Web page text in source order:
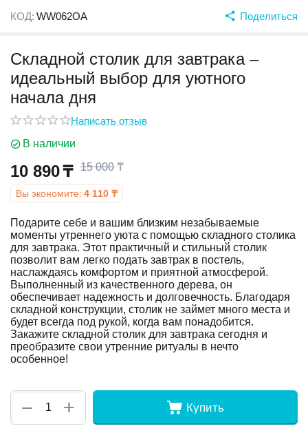
КОД: WW062OA Поделиться
Складной столик для завтрака –
идеальный выбор для уютного
начала дня
Написать отзыв
В наличии
10 890₸ 15 000 ₸
Вы экономите: 4 110 ₸
Подарите себе и вашим близким незабываемые
моменты утреннего уюта с помощью складного столика
для завтрака. Этот практичный и стильный столик
позволит вам легко подать завтрак в постель,
наслаждаясь комфортом и приятной атмосферой.
Выполненный из качественного дерева, он
обеспечивает надежность и долговечность. Благодаря
складной конструкции, столик не займет много места и
будет всегда под рукой, когда вам понадобится.
Закажите складной столик для завтрака сегодня и
преобразите свои утренние ритуалы в нечто
особенное!
+
− Купить